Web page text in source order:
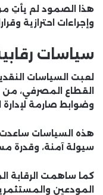
هذا الصمود لم يأتِ من
وإجراءات احترازية
سياسات
لعبت السياسات
القطاع المصرفي،
وضوابط صارمة لإدارة
هذه السياسات
سيولة آمنة، وقدرة
كما ساهمت الرقابة
المودعين